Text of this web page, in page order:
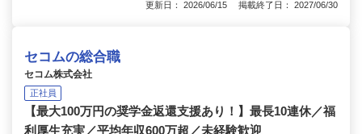
更新日： 2026/06/15 掲載終了日： 2027/06/30
セコムの総合職
セコム株式会社
正社員
【最大100万円の奨学金返還支援あり！】最長10連休／福
利厚生充実／平均年収600万超／未経験歓迎